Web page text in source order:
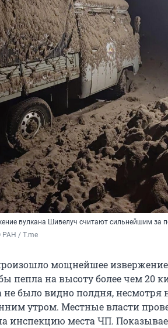
вулкана Шивелуч считают сильнейшим за
/ T.me
мощнейшее
пепла на высоту более чем 20
было видно полдня, несмотря
утром. Местные власти
инспекцию места ЧП.